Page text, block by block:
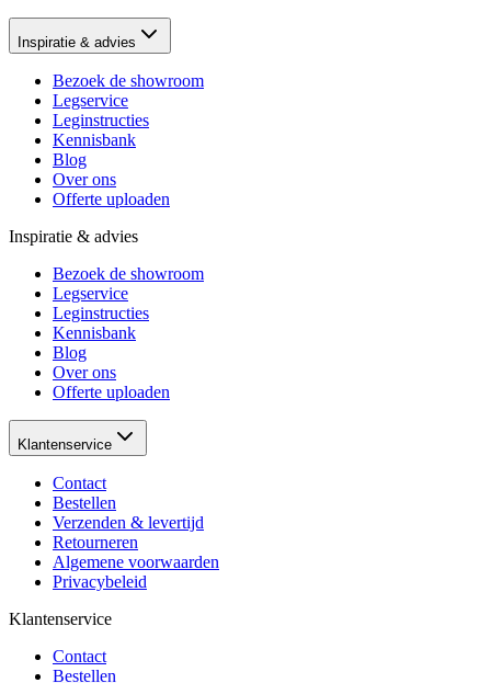
Inspiratie & advies
Bezoek de showroom
Legservice
Leginstructies
Kennisbank
Blog
Over ons
Offerte uploaden
Inspiratie & advies
Bezoek de showroom
Legservice
Leginstructies
Kennisbank
Blog
Over ons
Offerte uploaden
Klantenservice
Contact
Bestellen
Verzenden & levertijd
Retourneren
Algemene voorwaarden
Privacybeleid
Klantenservice
Contact
Bestellen